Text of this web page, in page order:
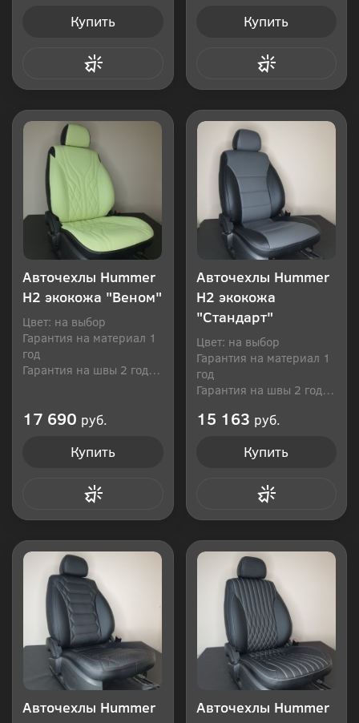
Купить Купить
Авточехлы Hummer
H2 экокожа "Веном"
Цвет: на выбор
Гарантия на материал 1
год
Гарантия на швы 2 года
17 690 руб.
Купить
Авточехлы Hummer
H2 экокожа
"Стандарт"
Цвет: на выбор
Гарантия на материал 1
год
Гарантия на швы 2 года
15 163 руб.
Купить
Авточехлы Hummer
Авточехлы Hummer